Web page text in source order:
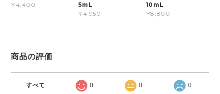
¥4,400
5mL
¥4,950
10mL
¥8,800
商品の評価
すべて 0 0 0